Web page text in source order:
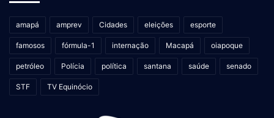
amapá amprev Cidades eleições esporte
famosos fórmula-1 internação Macapá oiapoque
petróleo Polícia política santana saúde senado
STF TV Equinócio